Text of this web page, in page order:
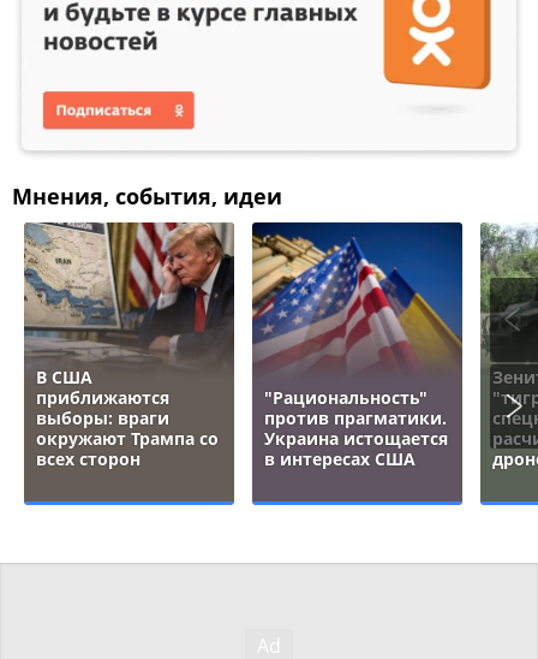
Мнения, события, идеи
В США
приближаются
выборы: враги
окружают Трампа со
всех сторон
"Рациональность"
против прагматики.
Украина истощается
в интересах США